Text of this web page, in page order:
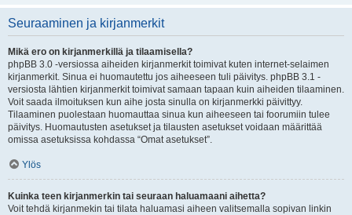
Seuraaminen ja kirjanmerkit
Mikä ero on kirjanmerkillä ja tilaamisella?
phpBB 3.0 -versiossa aiheiden kirjanmerkit toimivat kuten internet-selaimen
kirjanmerkit. Sinua ei huomautettu jos aiheeseen tuli päivitys. phpBB 3.1 -
versiosta lähtien kirjanmerkit toimivat samaan tapaan kuin aiheiden tilaaminen.
Voit saada ilmoituksen kun aihe josta sinulla on kirjanmerkki päivittyy.
Tilaaminen puolestaan huomauttaa sinua kun aiheeseen tai foorumiin tulee
päivitys. Huomautusten asetukset ja tilausten asetukset voidaan määrittää
omissa asetuksissa kohdassa “Omat asetukset”.
Ylös
Kuinka teen kirjanmerkin tai seuraan haluamaani aihetta?
Voit tehdä kirjanmekin tai tilata haluamasi aiheen valitsemalla sopivan linkin